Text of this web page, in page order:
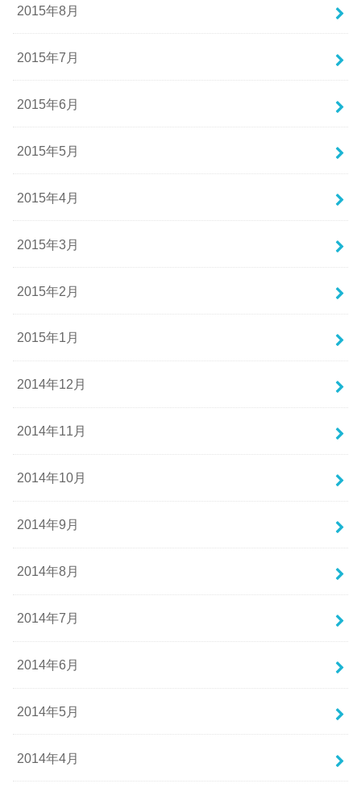
2015年8月
2015年7月
2015年6月
2015年5月
2015年4月
2015年3月
2015年2月
2015年1月
2014年12月
2014年11月
2014年10月
2014年9月
2014年8月
2014年7月
2014年6月
2014年5月
2014年4月